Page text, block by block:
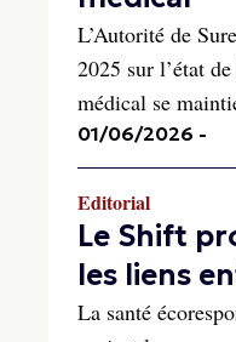
L’Autorité de
2025 sur l’état
médical se
01/06/2026 -
Editorial
Le Shift
les liens
La santé